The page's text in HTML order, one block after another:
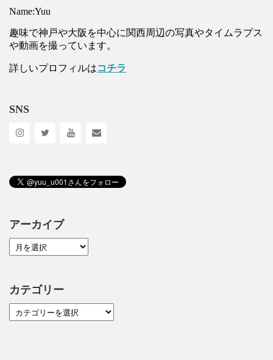
Name:Yuu
趣味で神戸や大阪を中心に関西周辺の写真やタイムラプス
や動画を撮っています。
詳しいプロフィルはコチラ
SNS
アーカイブ
カテゴリー